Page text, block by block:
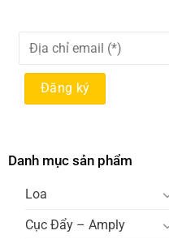
Danh mục sản phẩm
Loa
Cục Đẩy – Amply